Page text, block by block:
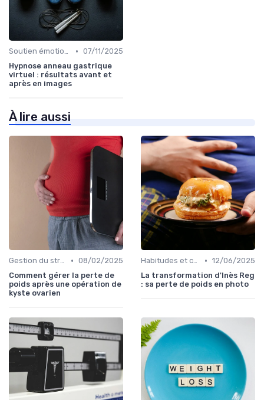
Soutien émotionnel • 07/11/2025
Hypnose anneau gastrique
virtuel : résultats avant et
après en images
À lire aussi
Gestion du stress et de l'anxiété • 08/02/2025
Comment gérer la perte de
poids après une opération de
kyste ovarien
Habitudes et changements de style de vie • 12/06/2025
La transformation d'Inès Reg
: sa perte de poids en photo